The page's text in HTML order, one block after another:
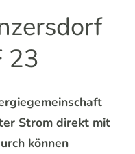
23
Strom direkt mit
können